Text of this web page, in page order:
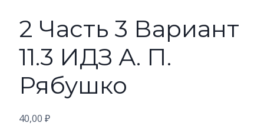
2 Часть 3 Вариант
11.3 ИДЗ А. П.
Рябушко
40,00 ₽